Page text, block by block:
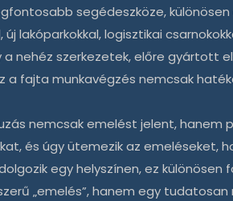
segédeszköze,
lakóparkokkal, logisztikai
nehéz szerkezetek, előre gyártott
a fajta munkavégzés nemcsak
nemcsak emelést jelent, hanem
és úgy ütemezik az emeléseket,
egy helyszínen, ez különösen
„emelés”, hanem egy